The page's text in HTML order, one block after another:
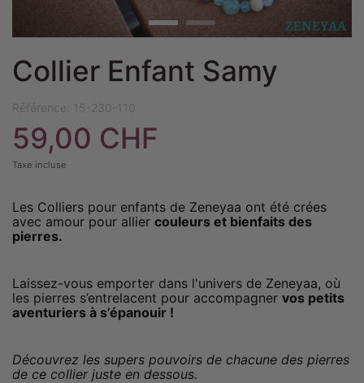
Collier Enfant Samy
Référence: 15-230-110
59,00 CHF
Taxe incluse
Les Colliers pour enfants de Zeneyaa ont été crées
avec amour pour allier couleurs et bienfaits des
pierres.
Laissez-vous emporter dans l'univers de Zeneyaa, où
les pierres s’entrelacent pour accompagner vos petits
aventuriers à s’épanouir !
Découvrez les supers pouvoirs de chacune des pierres
de ce collier juste en dessous.